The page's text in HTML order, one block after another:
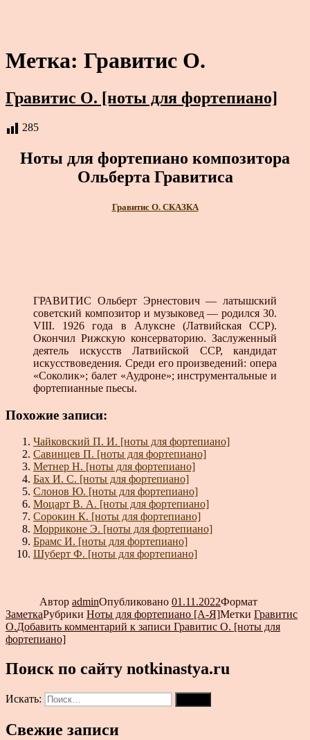
Метка: Гравитис О.
Гравитис О. [ноты для фортепиано]
285
Ноты для фортепиано композитора
Ольберта Гравитиса
Гравитис О. СКАЗКА
ГРАВИТИС Ольберт Эрнестович — латышский
советский композитор и музыковед — родился 30.
VIII. 1926 года в Алуксне (Латвийская ССР).
Окончил Рижскую консервато­рию. Заслуженный
деятель искусств Латвийской ССР, канди­дат
искусствоведения. Среди его произведений: опера
«Соко­лик»; балет «Аудроне»; инструментальные и
фортепианные пьесы.
Похожие записи:
Чайковский П. И. [ноты для фортепиано]
Савинцев П. [ноты для фортепиано]
Метнер Н. [ноты для фортепиано]
Бах И. С. [ноты для фортепиано]
Слонов Ю. [ноты для фортепиано]
Моцарт В. А. [ноты для фортепиано]
Сорокин К. [ноты для фортепиано]
Морриконе Э. [ноты для фортепиано]
Брамс И. [ноты для фортепиано]
Шуберт Ф. [ноты для фортепиано]
Автор adminОпубликовано 01.11.2022Формат
ЗаметкаРубрики Ноты для фортепиано [А-Я]Метки Гравитис
О.Добавить комментарий к записи Гравитис О. [ноты для
фортепиано]
Поиск по сайту notkinastya.ru
Искать:
Свежие записи